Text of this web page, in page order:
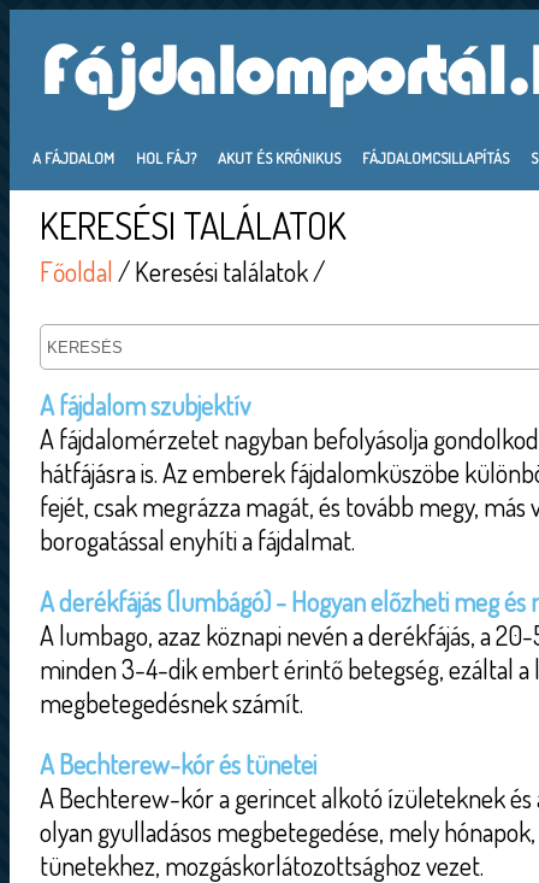
A FÁJDALOM HOL FÁJ? AKUT ÉS KRÓNIKUS FÁJDALOMCSILLAPÍTÁS
KERESÉSI TALÁLATOK
Főoldal/ Keresési találatok /
A fájdalom szubjektív
A fájdalomérzetet nagyban befolyásolja
hátfájásra is. Az emberek fájdalomküszöbe
fejét, csak megrázza magát, és tovább megy, más
borogatással enyhíti a fájdalmat.
A derékfájás (lumbágó) - Hogyan előzheti meg
A lumbago, azaz köznapi nevén a derékfájás, a
minden 3-4-dik embert érintő betegség, ezáltal a
megbetegedésnek számít.
A Bechterew-kór és tünetei
A Bechterew-kór a gerincet alkotó ízületeknek
olyan gyulladásos megbetegedése, mely
tünetekhez, mozgáskorlátozottsághoz vezet.